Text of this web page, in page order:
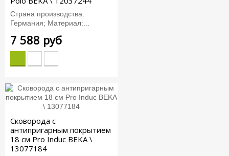
Страна производства:
Германия; Материал:...
7 588 руб
Сковорода с
антипригарным покрытием
18 см Pro Induc BEKA \
13077184